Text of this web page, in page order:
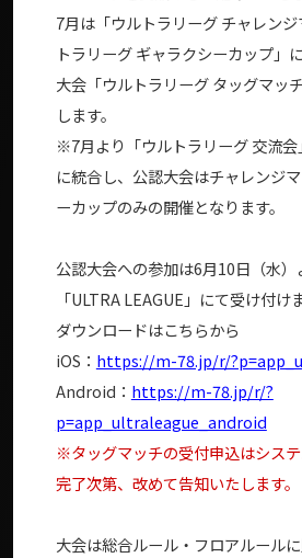
7月は「ウルトラリーグ チャレン
トラリーグ ギャラクシーカップ」
大会「ウルトラリーグ タッグマッ
します。
※7月より「ウルトラリーグ 交流
に統合し、公認大会はチャレンジ
ーカップのみの開催となります。
公認大会への参加は6月10日（水）
「ULTRA LEAGUE」にて受け付け
ダウンロードはこちらから
iOS： https://m-78.jp/r/
Android： https://m-78.jp/r/?
p=app_ultraleague_android
※タッグマッチの受付申込はシス
完了次第、改めて告知いたします。
大会は総合ルール・フロアルール